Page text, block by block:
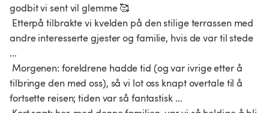
godbit vi sent vil glemme 🥰
andre interesserte gjester og familie, hvis de var til stede
...
tilbringe den med oss), så vi lot oss knapt overtale til å
fortsette reisen; tiden var så fantastisk ...